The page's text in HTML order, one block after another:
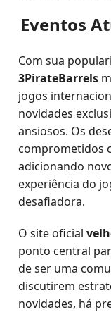
Eventos
Com sua
3PirateBarrels
jogos
novidades
ansiosos. Os
comprometidos
adicionando
experiência do
desafiadora.
O site oficial
ponto central
de ser uma
discutirem
novidades, há